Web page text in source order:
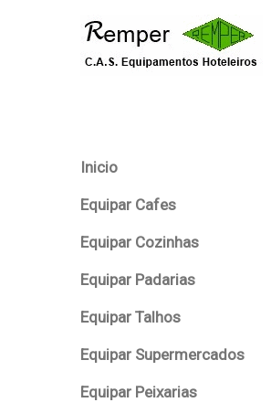
Inicio
Equipar Cafes
Equipar Cozinhas
Equipar Padarias
Equipar Talhos
Equipar Supermercados
Equipar Peixarias